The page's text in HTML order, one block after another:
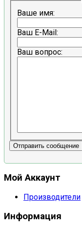
Ваше имя:
Ваш E-Mail:
Ваш вопрос:
Отправить сообщение
Мой Аккаунт
Производители
Информация